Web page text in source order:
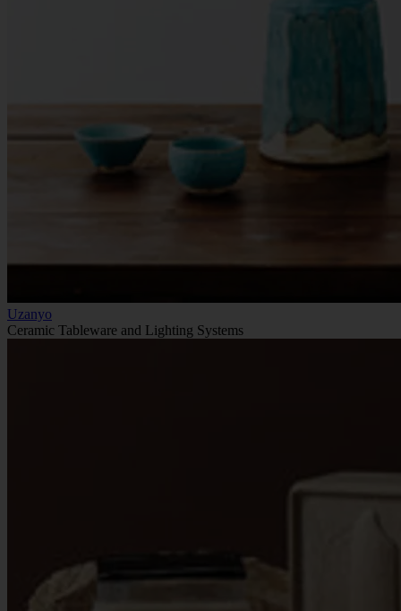
Uzanyo
Ceramic Tableware and Lighting Systems